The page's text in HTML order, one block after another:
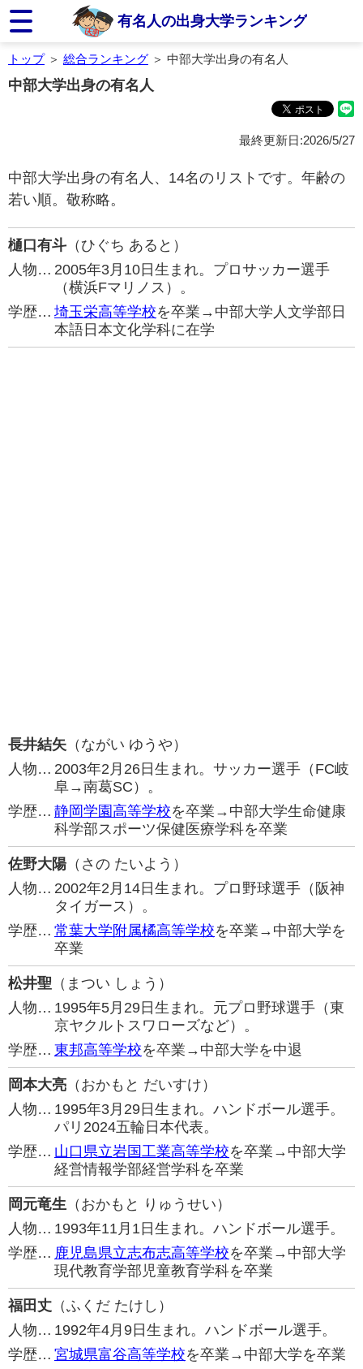
有名人の出身大学ランキング
トップ＞ 総合ランキング ＞ 中部大学出身の有名人
中部大学出身の有名人
最終更新日:2026/5/27
中部大学出身の有名人、14名のリストです。年齢の
若い順。敬称略。
樋口有斗 （ひぐち あると）
人物… 2005年3月10日生まれ。プロサッカー選手
（横浜Fマリノス）。
学歴… 埼玉栄高等学校を卒業→中部大学人文学部日
本語日本文化学科に在学
長井結矢 （ながい ゆうや）
人物… 2003年2月26日生まれ。サッカー選手（FC岐
阜→南葛SC）。
学歴… 静岡学園高等学校を卒業→中部大学生命健康
科学部スポーツ保健医療学科を卒業
佐野大陽 （さの たいよう）
人物… 2002年2月14日生まれ。プロ野球選手（阪神
タイガース）。
学歴… 常葉大学附属橘高等学校を卒業→中部大学を
卒業
松井聖 （まつい しょう）
人物… 1995年5月29日生まれ。元プロ野球選手（東
京ヤクルトスワローズなど）。
学歴… 東邦高等学校を卒業→中部大学を中退
岡本大亮 （おかもと だいすけ）
人物… 1995年3月29日生まれ。ハンドボール選手。
パリ2024五輪日本代表。
学歴… 山口県立岩国工業高等学校を卒業→中部大学
経営情報学部経営学科を卒業
岡元竜生 （おかもと りゅうせい）
人物… 1993年11月1日生まれ。ハンドボール選手。
学歴… 鹿児島県立志布志高等学校を卒業→中部大学
現代教育学部児童教育学科を卒業
福田丈 （ふくだ たけし）
人物… 1992年4月9日生まれ。ハンドボール選手。
学歴… 宮城県富谷高等学校を卒業→中部大学を卒業